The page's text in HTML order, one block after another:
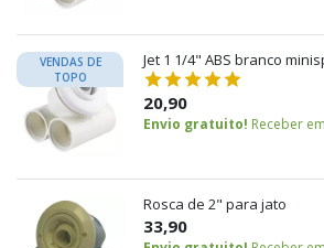
VENDAS DE
TOPO
Jet 1 1/4" ABS branco
20,90
Envio gratuito! Receber
Rosca de 2" para jato
33,90